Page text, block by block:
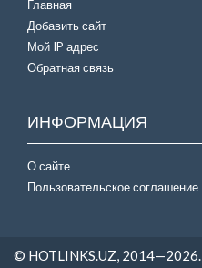
Главная
Добавить сайт
Мой IP адрес
Обратная связь
ИНФОРМАЦИЯ
О сайте
Пользовательское соглашение
© HOTLINKS.UZ, 2014—2026.